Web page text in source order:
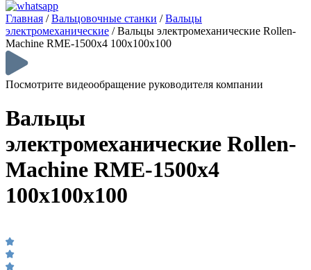
Главная /Вальцовочные станки /Вальцы
электромеханические /Вальцы электромеханические Rollen-
Machine RME-1500х4 100х100х100
Посмотрите видеообращение руководителя компании
Вальцы
электромеханические Rollen-
Machine RME-1500х4
100х100х100